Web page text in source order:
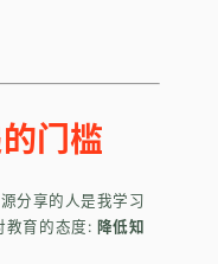
门槛
分享的人是我学习
教育的态度: 降低知